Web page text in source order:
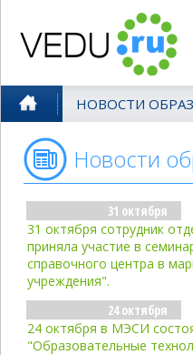
НОВОСТИ
Новости
31 октября
31 октября сотрудник
приняла участие в
справочного центра в
учреждения".
24 октября
24 октября в МЭСИ
"Образовательные